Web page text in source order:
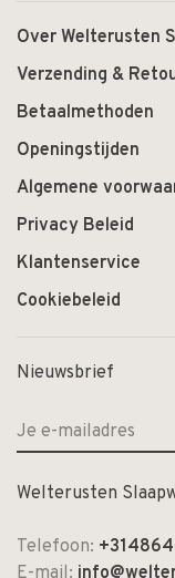
Over Welterusten
Verzending &
Betaalmethoden
Openingstijden
Algemene
Privacy Beleid
Klantenservice
Cookiebeleid
Nieuwsbrief
Welterusten
Telefoon:
E-mail: